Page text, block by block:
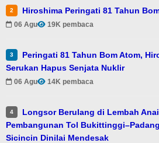
2 Hiroshima Peringati 81 Tahun
06 Agu 19K pembaca
3
Peringati 81 Tahun Bom Atom,
Serukan Hapus Senjata Nuklir
06 Agu 14K pembaca
4
Longsor Berulang di Lembah
Pembangunan Tol
Sicincin Dinilai Mendesak